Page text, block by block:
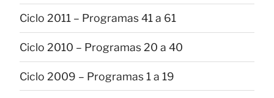
Ciclo 2011 – Programas 41 a 61
Ciclo 2010 – Programas 20 a 40
Ciclo 2009 – Programas 1 a 19